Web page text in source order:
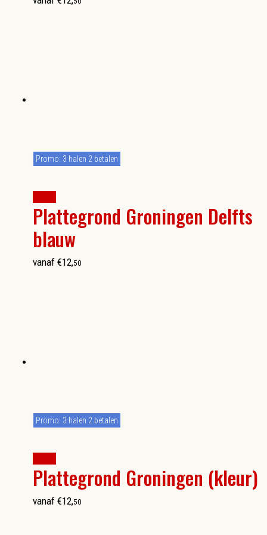
Plattegrond Groningen Delfts
blauw
Promo: 3 halen 2 betalen
vanaf €12,50
Plattegrond Groningen (kleur)
Promo: 3 halen 2 betalen
vanaf €12,50